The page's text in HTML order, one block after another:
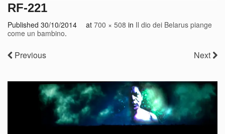
RF-221
Published 30/10/2014 at 700 × 508 in Il dio dei Belarus piange
come un bambino.
Previous Next